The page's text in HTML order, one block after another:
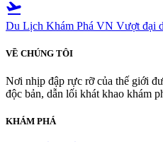
flight_takeoff
Du Lịch Khám Phá VN Vượt đại
VỀ CHÚNG TÔI
Nơi nhịp đập rực rỡ của thế giới
độc bản, dẫn lối khát khao khám
KHÁM PHÁ